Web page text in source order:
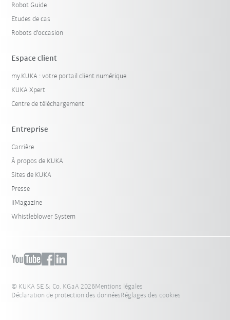
Réinitialiser le filtre
Robot Guide
Etudes de cas
Robots d'occasion
Espace client
my.KUKA : votre portail client numérique
KUKA Xpert
Centre de téléchargement
Entreprise
Carrière
À propos de KUKA
Sites de KUKA
Presse
iiMagazine
Whistleblower System
© KUKA SE & Co. KGaA 2026Mentions légales
Déclaration de protection des donnéesRéglages des cookies